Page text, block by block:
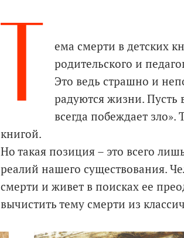
Т
ема смерти в детских
родительского и
Это ведь страшно и
радуются жизни. Пусть
всегда побеждает
книгой.
Но такая позиция – это всего
реалий нашего существования.
смерти и живет в поисках ее
вычистить тему смерти из